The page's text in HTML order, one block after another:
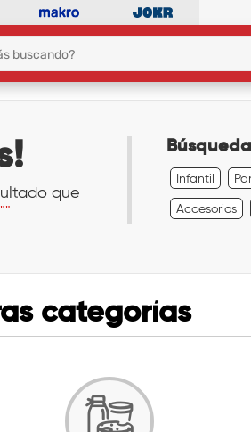
que
""
Infantil
Accesorios
categorías